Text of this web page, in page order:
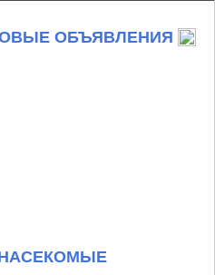
ОБЪЯВЛЕНИЯ